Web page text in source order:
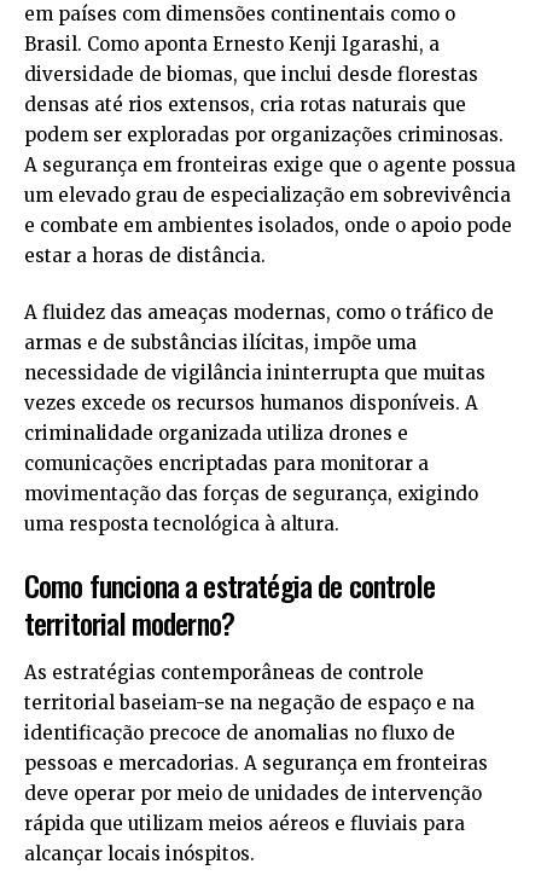
em países com dimensões continentais como o
Brasil. Como aponta Ernesto Kenji Igarashi, a
diversidade de biomas, que inclui desde florestas
densas até rios extensos, cria rotas naturais que
podem ser exploradas por organizações criminosas.
A segurança em fronteiras exige que o agente possua
um elevado grau de especialização em sobrevivência
e combate em ambientes isolados, onde o apoio pode
estar a horas de distância.
A fluidez das ameaças modernas, como o tráfico de
armas e de substâncias ilícitas, impõe uma
necessidade de vigilância ininterrupta que muitas
vezes excede os recursos humanos disponíveis. A
criminalidade organizada utiliza drones e
comunicações encriptadas para monitorar a
movimentação das forças de segurança, exigindo
uma resposta tecnológica à altura.
Como funciona a estratégia de controle
territorial moderno?
As estratégias contemporâneas de controle
territorial baseiam-se na negação de espaço e na
identificação precoce de anomalias no fluxo de
pessoas e mercadorias. A segurança em fronteiras
deve operar por meio de unidades de intervenção
rápida que utilizam meios aéreos e fluviais para
alcançar locais inóspitos.